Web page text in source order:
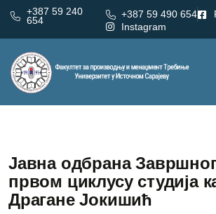
+387 59 240
654
+387 59 490 654
Instagram
Јавна одбрана
првом циклусу студија
Драгане Јокишић